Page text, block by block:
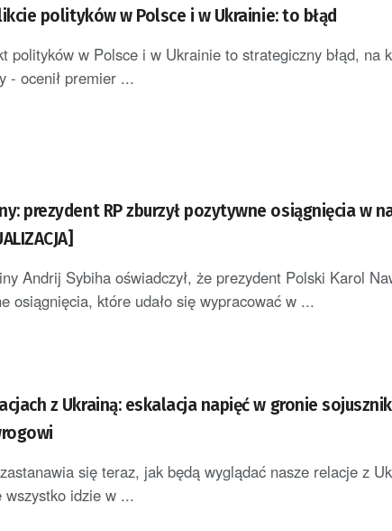
polityków w Polsce i w Ukrainie: to błąd
polityków w Polsce i w Ukrainie to strategiczny błąd, na
- ocenił premier ...
prezydent RP zburzył pozytywne osiągnięcia w
Andrij Sybiha oświadczył, że prezydent Polski Karol
osiągnięcia, które udało się wypracować w ...
z Ukrainą: eskalacja napięć w gronie
się teraz, jak będą wyglądać nasze relacje z
wszystko idzie w ...